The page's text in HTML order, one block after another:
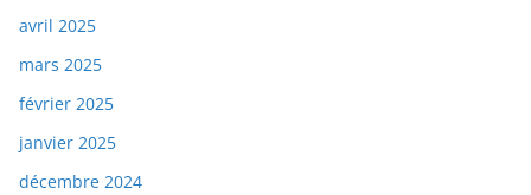
avril 2025
mars 2025
février 2025
janvier 2025
décembre 2024